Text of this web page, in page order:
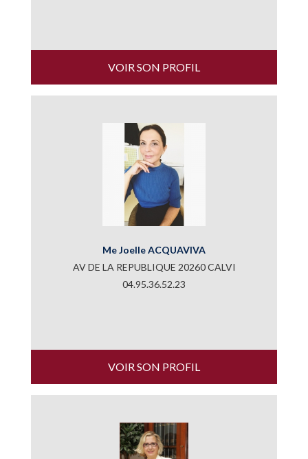
VOIR SON PROFIL
Me Joelle ACQUAVIVA
AV DE LA REPUBLIQUE 20260 CALVI
04.95.36.52.23
VOIR SON PROFIL